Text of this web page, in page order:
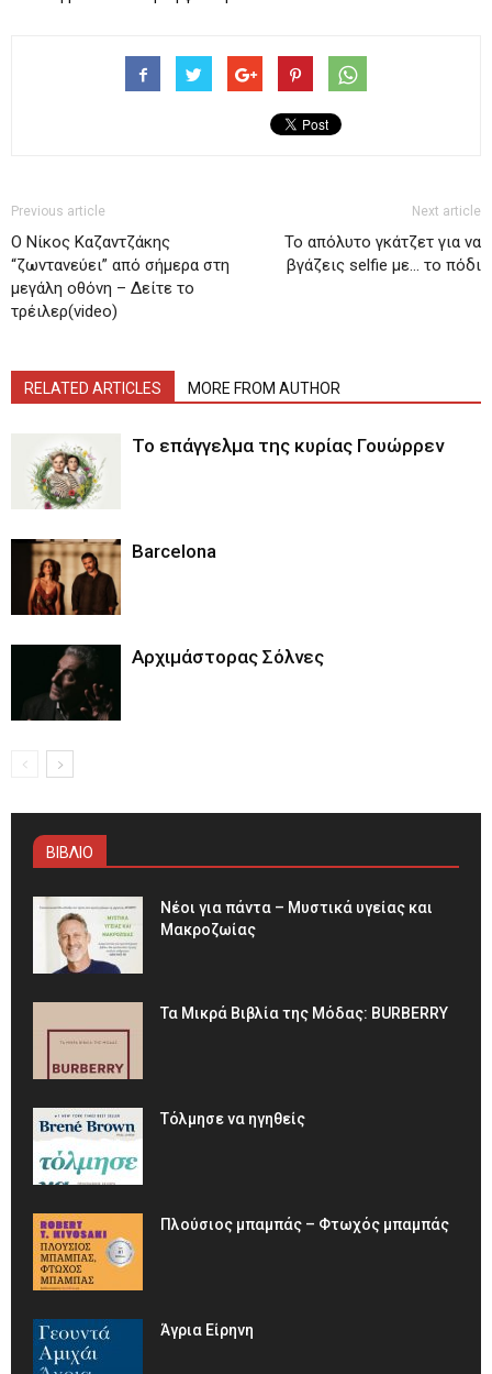
Previous article
Ο Νίκος Καζαντζάκης
“ζωντανεύει” από σήμερα στη
μεγάλη οθόνη – Δείτε το
τρέιλερ(video)
Next article
Το απόλυτο γκάτζετ για να
βγάζεις selfie με… το πόδι
RELATED ARTICLES MORE FROM AUTHOR
Το επάγγελμα της κυρίας Γουώρρεν
Barcelona
Αρχιμάστορας Σόλνες
ΒΙΒΛΙΟ
Νέοι για πάντα – Μυστικά υγείας και
Μακροζωίας
Τα Μικρά Βιβλία της Μόδας: BURBERRY
Τόλμησε να ηγηθείς
Πλούσιος μπαμπάς – Φτωχός μπαμπάς
Άγρια Είρηνη